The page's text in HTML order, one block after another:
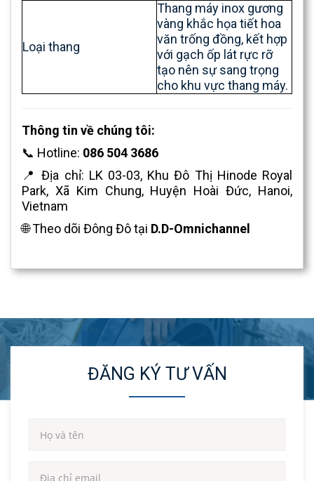
Loại thang
Thang máy inox gương
vàng khắc họa tiết hoa
văn trống đồng, kết hợp
với gạch ốp lát rực rỡ
tạo nên sự sang trọng
cho khu vực thang máy.
Thông tin về chúng tôi:
📞 Hotline: 086 504 3686
📍 Địa chỉ: LK 03-03, Khu Đô Thị Hinode Royal
Park, Xã Kim Chung, Huyện Hoài Đức, Hanoi,
Vietnam
🌐 Theo dõi Đông Đô tại D.D-Omnichannel
ĐĂNG KÝ TƯ VẤN